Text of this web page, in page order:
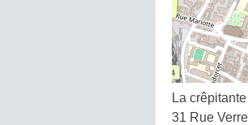
La crêpitante
31 Rue